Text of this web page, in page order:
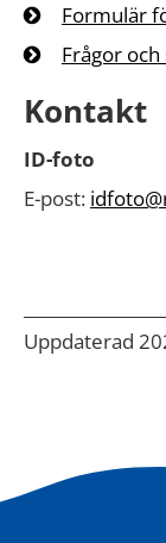
Formulär
Frågor
Kontakt
ID-foto
E-post:
Uppdaterad